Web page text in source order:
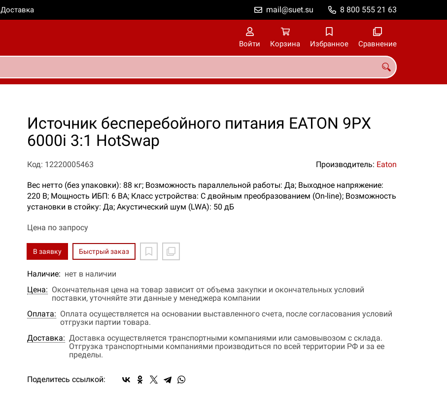
Доставка 8 800 555 21 63
mail@suet.su
Войти Корзина Избранное Сравнение
Источник бесперебойного питания EATON 9PX
6000i 3:1 HotSwap
Код: 12220005463 Производитель: Eaton
Вес нетто (без упаковки): 88 кг; Возможность параллельной работы: Да; Выходное напряжение:
220 В; Мощность ИБП: 6 ВА; Класс устройства: С двойным преобразованием (On-line); Возможность
установки в стойку: Да; Акустический шум (LWA): 50 дБ
Цена по запросу
В заявку Быстрый заказ
Наличие: нет в наличии
Цена: Окончательная цена на товар зависит от объема закупки и окончательных условий
поставки, уточняйте эти данные у менеджера компании
Оплата: Оплата осуществляется на основании выставленного счета, после согласования условий
отгрузки партии товара.
Доставка: Доставка осуществляется транспортными компаниями или самовывозом с склада.
Отгрузка транспортными компаниями производиться по всей территории РФ и за ее
пределы.
Поделитесь ссылкой: